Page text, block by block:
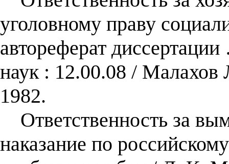
уголовному праву
автореферат
наук : 12.00.08 /
1982.
Ответственность за
наказание по